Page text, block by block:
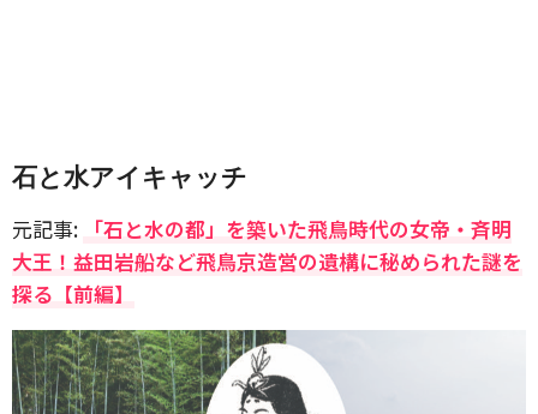
石と水アイキャッチ
元記事: 「石と水の都」を築いた飛鳥時代の女帝・斉明
大王！益田岩船など飛鳥京造営の遺構に秘められた謎を
探る【前編】